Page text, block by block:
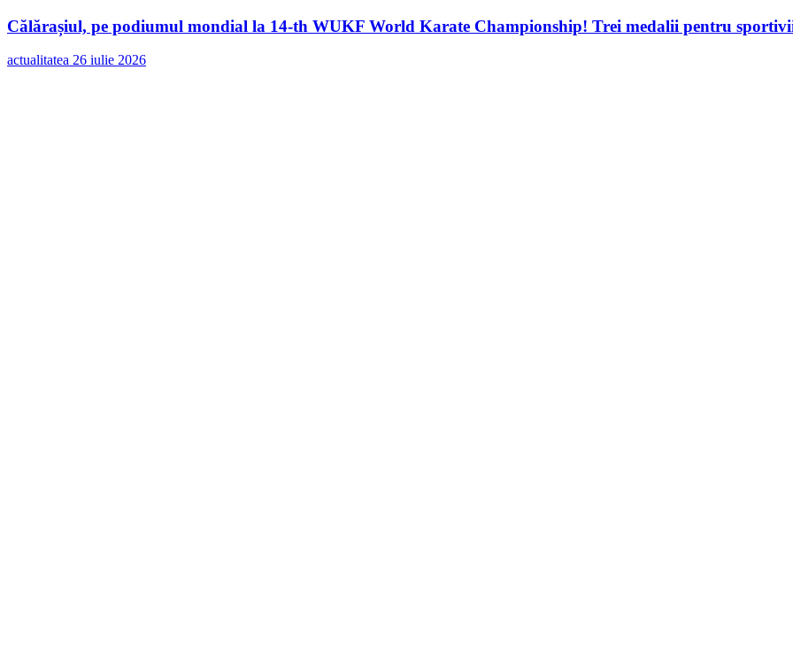
Călărașiul, pe podiumul mondial la 14-th WUKF World Karate Championship! Trei medalii pentru
actualitatea 26 iulie 2026